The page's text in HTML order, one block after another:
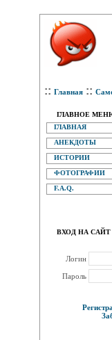
:: Главная ::
ГЛАВНОЕ
ГЛАВНАЯ
АНЕКДОТЫ
ИСТОРИИ
ФОТОГРАФИИ
F.A.Q.
ВХОД НА САЙТ
Логин
Пароль